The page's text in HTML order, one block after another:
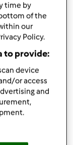
tego nie ma w
podgrzana
Juz kila razy
I
zupke w
time by
of the
our
Policy.
to provide:
device
or access
and